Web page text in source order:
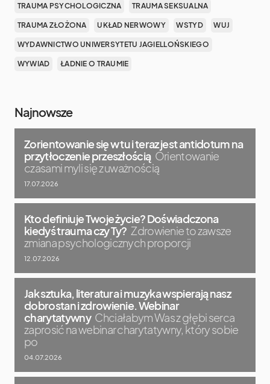
TRAUMA PSYCHOLOGICZNA TRAUMA SEKSUALNA
TRAUMA ZŁOŻONA UKŁAD NERWOWY WSTYD WUJ
WYDAWNICTWO UNIWERSYTETU JAGIELLOŃSKIEGO
WYWIAD ŁADNIE O TRAUMIE
Najnowsze
Zorientowanie się w tu i teraz jest antidotum na
przytłoczenie przeszłością Orientowanie
czasami myli się z uważnością
17.07.2026
Kto definiuje Twoje życie? Doświadczona
kiedyś trauma czy Ty? Zdrowienie to zawsze
zmiana psychologicznych proporcji
12.07.2026
Jak sztuka, literatura i muzyka wspierają nasz
dobrostan i zdrowienie. Webinar
charytatywny Chciałabym Was z głębi serca
zaprosić na webinar charytatywny, który sobie
po
04.07.2026